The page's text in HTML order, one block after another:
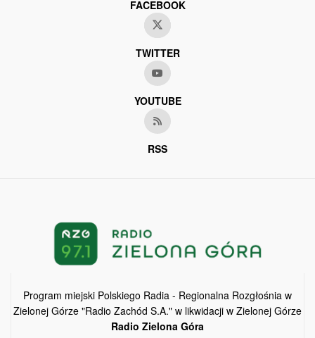
FACEBOOK
TWITTER
YOUTUBE
RSS
Program miejski Polskiego Radia - Regionalna Rozgłośnia w
Zielonej Górze "Radio Zachód S.A." w likwidacji w Zielonej Górze
Radio Zielona Góra